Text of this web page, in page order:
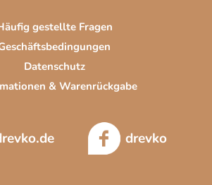
gestellte Fragen
Datenschutz
& Warenrückgabe
drevko